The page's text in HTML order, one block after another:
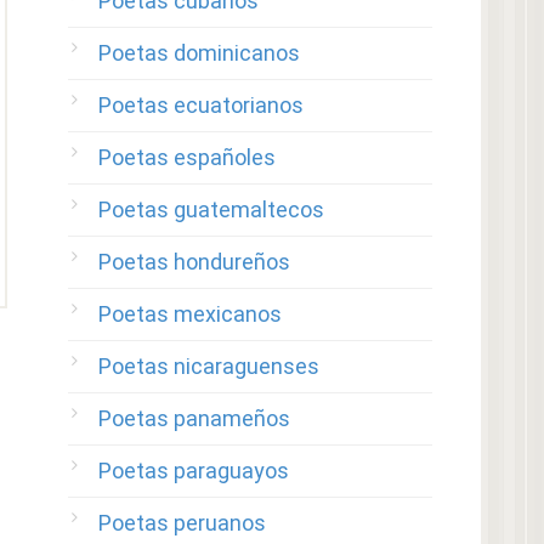
Poetas dominicanos
Poetas ecuatorianos
Poetas españoles
Poetas guatemaltecos
Poetas hondureños
Poetas mexicanos
Poetas nicaraguenses
Poetas panameños
Poetas paraguayos
Poetas peruanos